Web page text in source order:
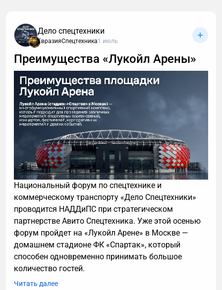
Дело спецтехники
ЕвразияСпецтехника1 июль
Преимущества «Лукойл Арены»
Национальный форум по спецтехнике и
коммерческому транспорту «Дело Спецтехники»
проводится НАДДиПС при стратегическом
партнерстве Авито Спецтехника. Уже этой осенью
форум пройдет на «Лукойл Арене» в Москве —
домашнем стадионе ФК «Спартак», который
способен одновременно принимать большое
количество гостей.
Читать далее